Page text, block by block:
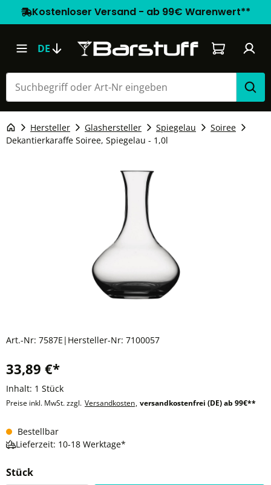
Kostenloser Versand - ab 99€ Warenwert**
DE Warenkorb
Hersteller Glashersteller Spiegelau
Soiree
Dekantierkaraffe Soiree, Spiegelau - 1,0l
Art.-Nr: 7587E | Hersteller-Nr: 7100057
33,89 €*
Inhalt: 1 Stück
Preise inkl. MwSt. zzgl. Versandkosten, versandkostenfrei (DE) ab 99€**
Bestellbar
Lieferzeit: 10-18 Werktage*
Stück